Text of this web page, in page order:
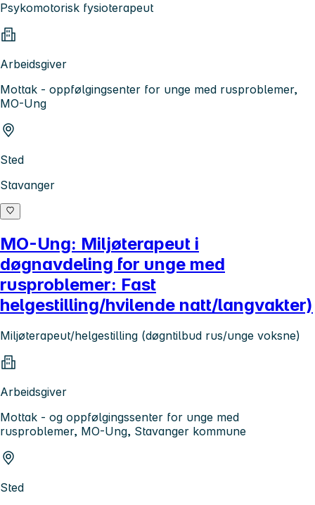
Psykomotorisk fysioterapeut
Arbeidsgiver
Mottak - oppfølgingsenter for unge med rusproblemer,
MO-Ung
Sted
Stavanger
MO-Ung: Miljøterapeut i
døgnavdeling for unge med
rusproblemer: Fast
helgestilling/hvilende natt/langvakter)
Miljøterapeut/helgestilling (døgntilbud rus/unge voksne)
Arbeidsgiver
Mottak - og oppfølgingssenter for unge med
rusproblemer, MO-Ung, Stavanger kommune
Sted